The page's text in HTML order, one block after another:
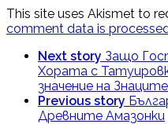
This site uses Akismet to
comment data is
Next story Защо
Хората с
значение на
Previous story
Древните Амазонки